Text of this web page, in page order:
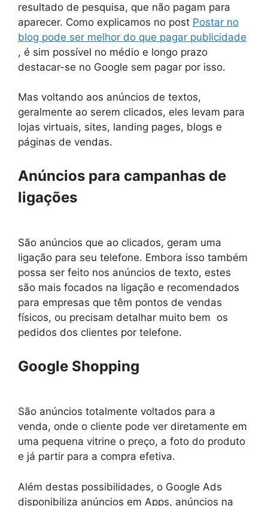
resultado de pesquisa, que não pagam para
aparecer. Como explicamos no post Postar no
blog pode ser melhor do que pagar publicidade
, é sim possível no médio e longo prazo
destacar-se no Google sem pagar por isso.
Mas voltando aos anúncios de textos,
geralmente ao serem clicados, eles levam para
lojas virtuais, sites, landing pages, blogs e
páginas de vendas.
Anúncios para campanhas de
ligações
São anúncios que ao clicados, geram uma
ligação para seu telefone. Embora isso também
possa ser feito nos anúncios de texto, estes
são mais focados na ligação e recomendados
para empresas que têm pontos de vendas
físicos, ou precisam detalhar muito bem os
pedidos dos clientes por telefone.
Google Shopping
São anúncios totalmente voltados para a
venda, onde o cliente pode ver diretamente em
uma pequena vitrine o preço, a foto do produto
e já partir para a compra efetiva.
Além destas possibilidades, o Google Ads
disponibiliza anúncios em Apps, anúncios na